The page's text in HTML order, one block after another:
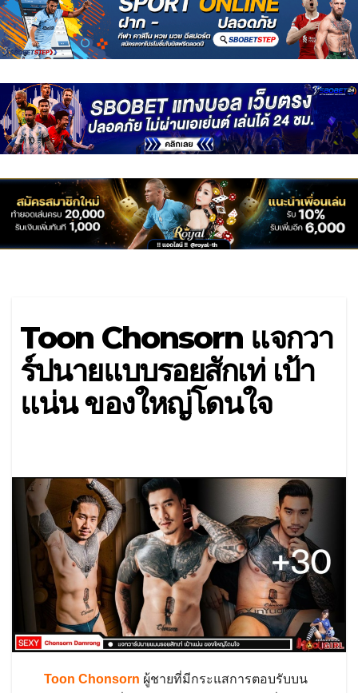
Toon Chonsorn แจกวา
ร์ปนายแบบรอยสักเท่ เป้า
แน่น ของใหญ่โดนใจ
Toon Chonsorn ผู้ชายที่มีกระแสการตอบรับบน